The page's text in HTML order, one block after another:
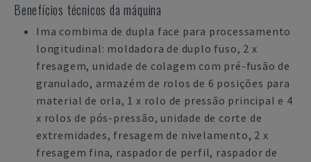
Benefícios técnicos da máquina
Ima combima de dupla face para processamento
longitudinal: moldadora de duplo fuso, 2 x
fresagem, unidade de colagem com pré-fusão de
granulado, armazém de rolos de 6 posições para
material de orla, 1 x rolo de pressão principal e 4
x rolos de pós-pressão, unidade de corte de
extremidades, fresagem de nivelamento, 2 x
fresagem fina, raspador de perfil, raspador de